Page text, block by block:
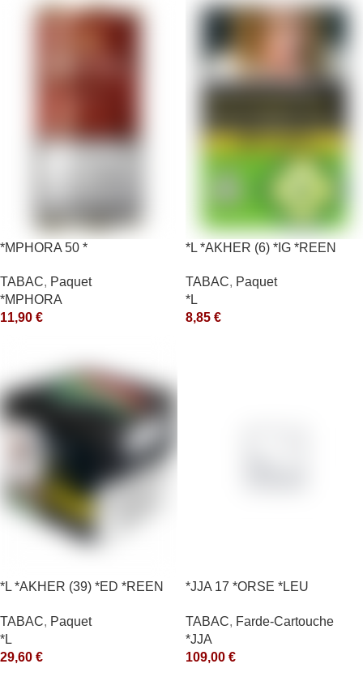
*MPHORA 50 *
TABAC, Paquet
*MPHORA
11,90 €
*L *AKHER (6) *IG *REEN
TABAC, Paquet
*L
8,85 €
*L *AKHER (39) *ED *REEN
TABAC, Paquet
*L
29,60 €
*JJA 17 *ORSE *LEU
TABAC, Farde-Cartouche
*JJA
109,00 €